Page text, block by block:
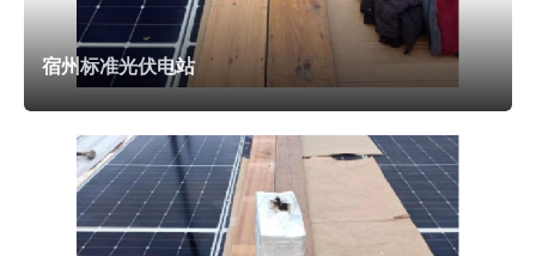
宿州标准光伏电站